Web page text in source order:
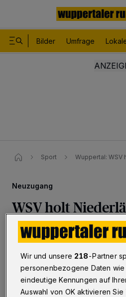
Bilder Umfrage
Sport Wuppertal:
Neuzugang
WSV holt
Mittelfeld
personell noch einmal
nächsten Mittwoch in
Donnerstag (9. Oktober 2025)
Chesron Oostwoud verpflichtet.
Wir und unsere 218-Partner
personenbezogene Daten
eindeutige Kennungen auf
Auswahl von OK aktivieren